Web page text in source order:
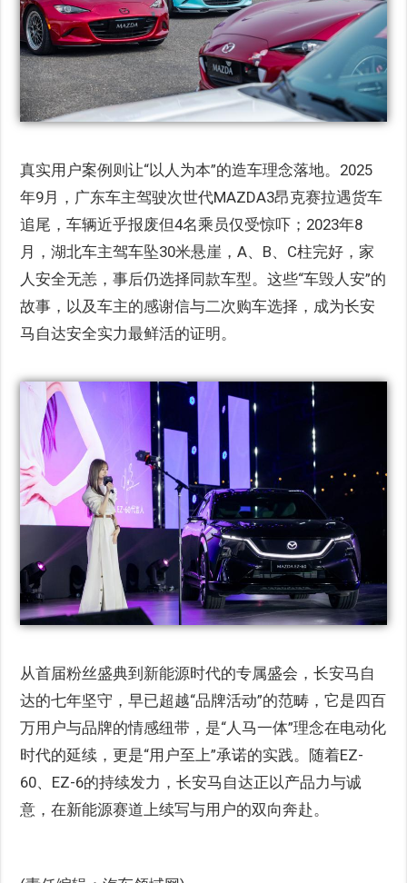
真实用户案例则让“以人为本”的造车理念落地。2025
年9月，广东车主驾驶次世代MAZDA3昂克赛拉遇货车
追尾，车辆近乎报废但4名乘员仅受惊吓；2023年8
月，湖北车主驾车坠30米悬崖，A、B、C柱完好，家
人安全无恙，事后仍选择同款车型。这些“车毁人安”的
故事，以及车主的感谢信与二次购车选择，成为长安
马自达安全实力最鲜活的证明。
从首届粉丝盛典到新能源时代的专属盛会，长安马自
达的七年坚守，早已超越“品牌活动”的范畴，它是四百
万用户与品牌的情感纽带，是“人马一体”理念在电动化
时代的延续，更是“用户至上”承诺的实践。随着EZ-
60、EZ-6的持续发力，长安马自达正以产品力与诚
意，在新能源赛道上续写与用户的双向奔赴。